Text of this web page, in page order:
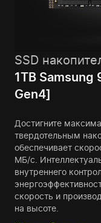
SSD
1TB Samsung
Gen4]
Достигните
твердотельным
обеспечивает
МБ/с.
внутреннего
скорость и
на высоте.